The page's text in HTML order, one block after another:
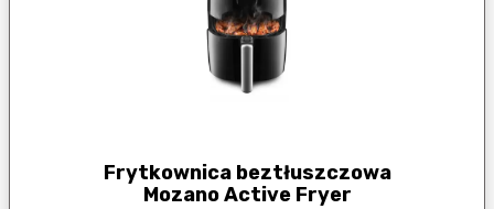
Frytkownica beztłuszczowa
Mozano Active Fryer